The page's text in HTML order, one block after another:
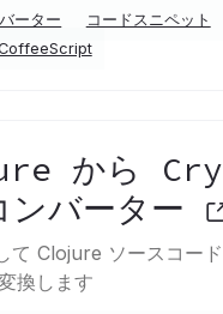
ーター コードスニペット
から
ンバーター
て Clojure ソースコー
換します